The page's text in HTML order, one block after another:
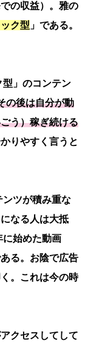
の収益）。雅の
ク型 」である。
」のコンテン
の後は自分が動
う）稼ぎ続ける
りやすく言うと
ツが積み重な
になる人は大抵
に始めた動画
る。お陰で広告
。これは今の時
クセスしてして